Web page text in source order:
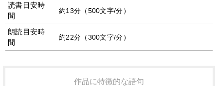
読書目安時
間
約13分（500文字/分）
朗読目安時
間
約22分（300文字/分）
作品に特徴的な語句